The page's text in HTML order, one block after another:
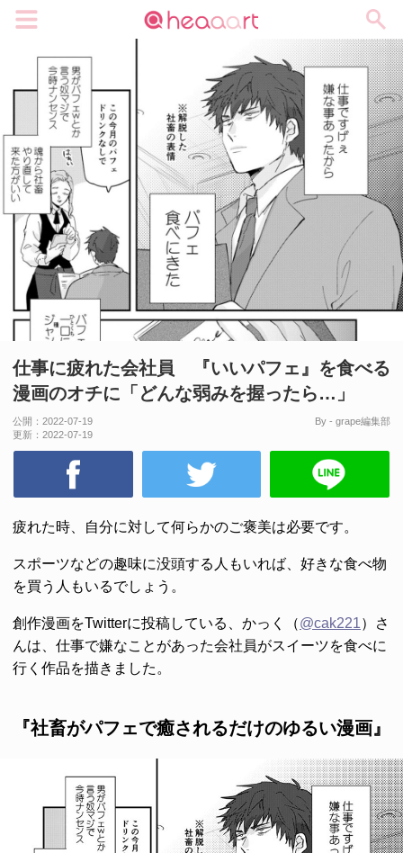
仕事に疲れた会社員 『いいパフェ』を食べる
漫画のオチに「どんな弱みを握ったら…」
公開： 2022-07-19
更新： 2022-07-19
By - grape編集部
疲れた時、自分に対して何らかのご褒美は必要です。
スポーツなどの趣味に没頭する人もいれば、好きな食べ物
を買う人もいるでしょう。
創作漫画をTwitterに投稿している、かっく（@cak221）さ
んは、仕事で嫌なことがあった会社員がスイーツを食べに
行く作品を描きました。
『社畜がパフェで癒されるだけのゆるい漫画』